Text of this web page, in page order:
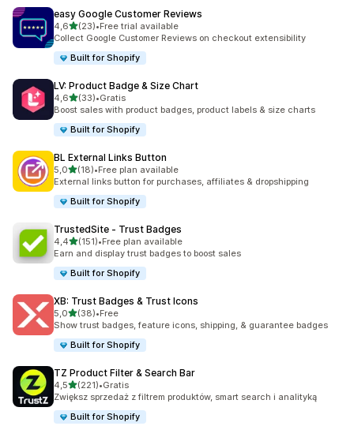
easy Google Customer Reviews
4,6na 5 gwiazdek
(23)
Łączna liczba recenzji: 23
•Free trial available
Collect Google Customer Reviews on checkout extensibility
Built for Shopify
LV: Product Badge & Size Chart
4,6na 5 gwiazdek
(33)
Łączna liczba recenzji: 33
•Gratis
Boost sales with product badges, product labels & size charts
Built for Shopify
BL External Links Button
5,0na 5 gwiazdek
(18)
Łączna liczba recenzji: 18
•Free plan available
External links button for purchases, affiliates & dropshipping
Built for Shopify
TrustedSite ‑ Trust Badges
4,4na 5 gwiazdek
(151)
Łączna liczba recenzji: 151
•Free plan available
Earn and display trust badges to boost sales
Built for Shopify
XB: Trust Badges & Trust Icons
5,0na 5 gwiazdek
(38)
Łączna liczba recenzji: 38
•Free
Show trust badges, feature icons, shipping, & guarantee badges
Built for Shopify
TZ Product Filter & Search Bar
4,5na 5 gwiazdek
(221)
Łączna liczba recenzji: 221
•Gratis
Zwiększ sprzedaż z filtrem produktów, smart search i analityką
Built for Shopify